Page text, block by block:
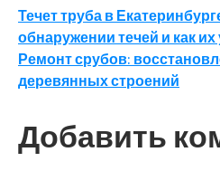
Навигация
по
записям
Течет труба в
обнаружении течей и как их
Ремонт срубов:
деревянных строений
Добавить